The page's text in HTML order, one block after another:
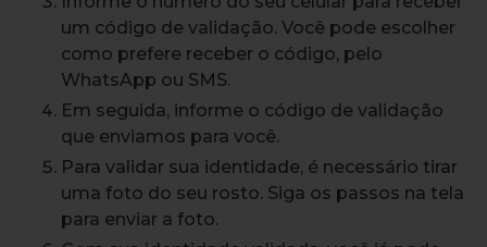
um código de validação. Você pode escolher
como prefere receber o código, pelo
WhatsApp ou SMS.
Em seguida, informe o código de validação
que enviamos para você.
Para validar sua identidade, é necessário tirar
uma foto do seu rosto. Siga os passos na tela
para enviar a foto.